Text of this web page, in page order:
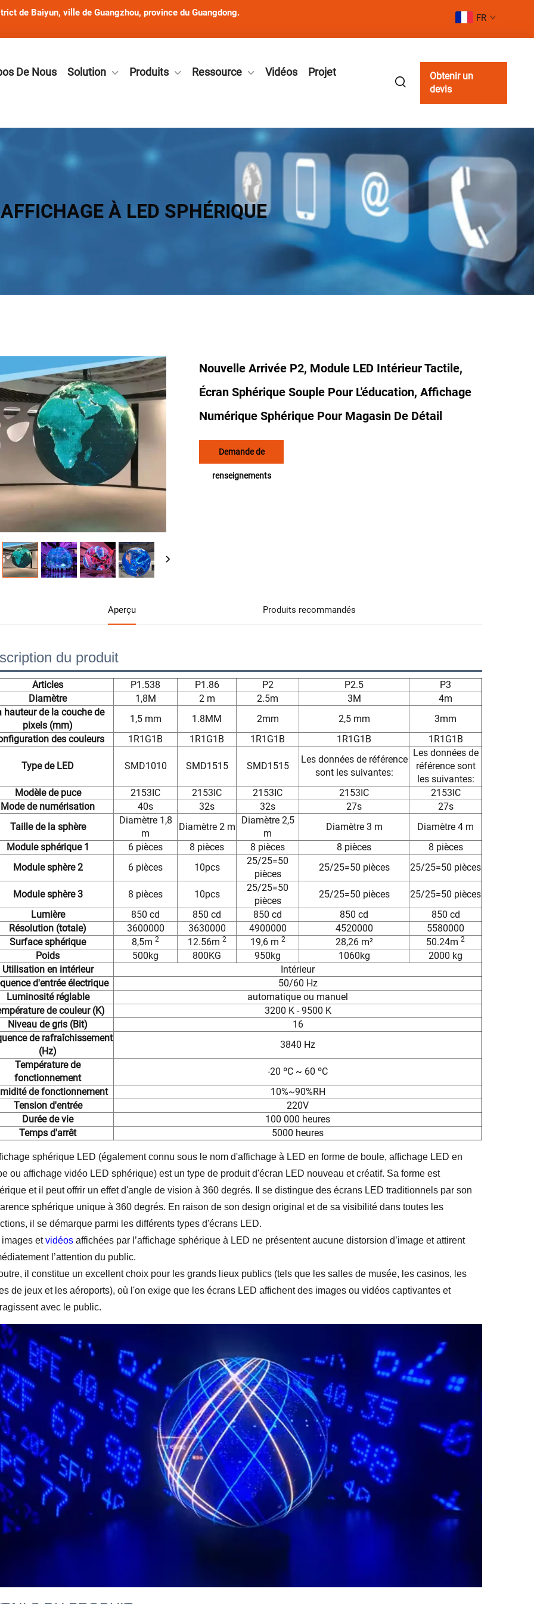
de Baiyun, ville de Guangzhou, province du Guangdong.
FR
De Nous Solution Produits Ressource Vidéos
Projet
Obtenir un
devis
AFFICHAGE À LED SPHÉRIQUE
Nouvelle Arrivée P2, Module LED Intérieur Tactile,
Écran Sphérique Souple Pour L'éducation, Affichage
Numérique Sphérique Pour Magasin De Détail
Demande de
renseignements
Aperçu Produits recommandés
du produit
Articles P1.538 P1.86 P2 P2.5
P3
Diamètre
1,8M 2 m 2.5m 3M
4m
hauteur de la couche de
pixels (mm)
1,5 mm 1.8MM 2mm 2,5 mm
3mm
des couleurs
1R1G1B 1R1G1B 1R1G1B 1R1G1B 1R1G1B
Type de LED SMD1010 SMD1515 SMD1515
Les données de référence
sont les suivantes:
Les données de
référence sont
les suivantes:
Modèle de puce
2153IC 2153IC 2153IC 2153IC
2153IC
Mode de numérisation
40s 32s 32s 27s
27s
Taille de la sphère
Diamètre 1,8
m
Diamètre 2 m
Diamètre 2,5
m
Diamètre 3 m
Diamètre 4 m
Module sphérique 1
6 pièces 8 pièces 8 pièces 8 pièces
8 pièces
Module sphère 2
6 pièces 10pcs
25/25=50
pièces
25/25=50 pièces 25/25=50 pièces
Module sphère 3 8 pièces 10pcs
25/25=50
pièces
25/25=50 pièces
25/25=50 pièces
Lumière
850 cd 850 cd 850 cd 850 cd
850 cd
Résolution (totale)
3600000 3630000 4900000 4520000
5580000
Surface sphérique
8,5m 2 12.56m 2 19,6 m 2 28,26 m² 50.24m 2
Poids 500kg 800KG 950kg 1060kg
2000 kg
Utilisation en intérieur
Intérieur
d'entrée électrique
50/60 Hz
Luminosité réglable
automatique ou manuel
de couleur (K)
3200 K - 9500 K
Niveau de gris (Bit)
16
de rafraîchissement
(Hz)
3840 Hz
Température de
fonctionnement
-20 ºC ~ 60 ºC
de fonctionnement
10%~90%RH
Tension d'entrée
220V
Durée de vie
100 000 heures
Temps d'arrêt
5000 heures
sphérique LED (également connu sous le nom d'affichage à LED en forme de boule, affichage LED en
ou affichage vidéo LED sphérique) est un type de produit d'écran LED nouveau et créatif. Sa forme est
et il peut offrir un effet d'angle de vision à 360 degrés. Il se distingue des écrans LED traditionnels par son
sphérique unique à 360 degrés. En raison de son design original et de sa visibilité dans toutes les
il se démarque parmi les différents types d'écrans LED.
images et vidéos affichées par l’affichage sphérique à LED ne présentent aucune distorsion d’image et attirent
l’attention du public.
il constitue un excellent choix pour les grands lieux publics (tels que les salles de musée, les casinos, les
de jeux et les aéroports), où l'on exige que les écrans LED affichent des images ou vidéos captivantes et
avec le public.